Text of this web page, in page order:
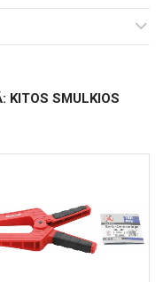
KITOS SMULKIOS